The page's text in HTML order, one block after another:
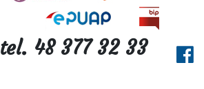
tel. 48 377 32 33